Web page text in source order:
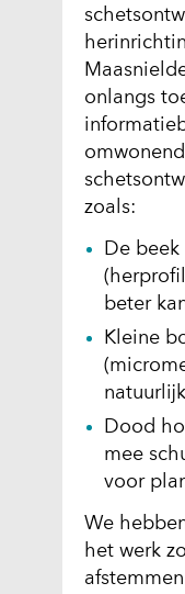
onlangs
zoals:
De
beter
Kleine
Dood
mee
voor
We
het werk